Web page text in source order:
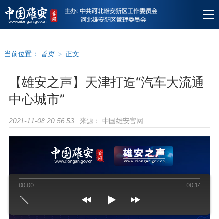
当前位置： 首页 > 正文
【雄安之声】天津打造“汽车大流通
中心城市”
2021-11-08 20:56:53 来源： 中国雄安官网
00:00 00:17